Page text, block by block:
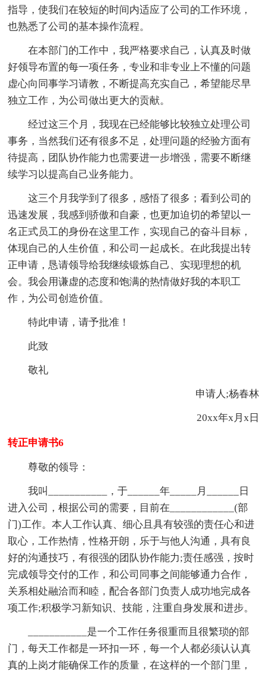
指导，使我们在较短的时间内适应了公司的工作环境，
也熟悉了公司的基本操作流程。
在本部门的工作中，我严格要求自己，认真及时做
好领导布置的每一项任务，专业和非专业上不懂的问题
虚心向同事学习请教，不断提高充实自己，希望能尽早
独立工作，为公司做出更大的贡献。
经过这三个月，我现在已经能够比较独立处理公司
事务，当然我们还有很多不足，处理问题的经验方面有
待提高，团队协作能力也需要进一步增强，需要不断继
续学习以提高自己业务能力。
这三个月我学到了很多，感悟了很多；看到公司的
迅速发展，我感到骄傲和自豪，也更加迫切的希望以一
名正式员工的身份在这里工作，实现自己的奋斗目标，
体现自己的人生价值，和公司一起成长。在此我提出转
正申请，恳请领导给我继续锻炼自己、实现理想的机
会。我会用谦虚的态度和饱满的热情做好我的本职工
作，为公司创造价值。
特此申请，请予批准！
此致
敬礼
申请人;杨春林
20xx年x月x日
转正申请书6
尊敬的领导：
我叫___________，于______年_____月______日
进入公司，根据公司的需要，目前在____________(部
门)工作。本人工作认真、细心且具有较强的责任心和进
取心，工作热情，性格开朗，乐于与他人沟通，具有良
好的沟通技巧，有很强的团队协作能力;责任感强，按时
完成领导交付的工作，和公司同事之间能够通力合作，
关系相处融洽而和睦，配合各部门负责人成功地完成各
项工作;积极学习新知识、技能，注重自身发展和进步。
___________是一个工作任务很重而且很繁琐的部
门，每天工作都是一环扣一环，每一个人都必须认认真
真的上岗才能确保工作的质量，在这样的一个部门里，